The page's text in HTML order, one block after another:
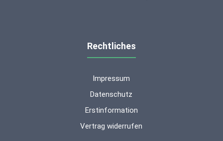
Rechtliches
Impressum
Datenschutz
Erstinformation
Vertrag widerrufen